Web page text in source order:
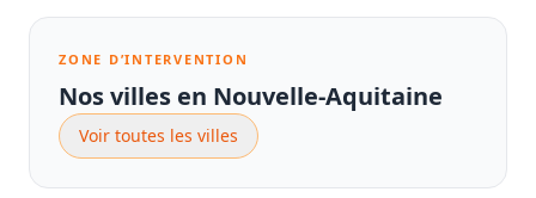
ZONE D’INTERVENTION
Nos villes en Nouvelle-Aquitaine
Voir toutes les villes